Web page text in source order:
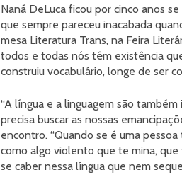
Naná DeLuca ficou por cinco anos
que sempre pareceu inacabada
mesa Literatura Trans, na Feira
todos e todas nós têm existência
construiu vocabulário, longe de ser
“A língua e a linguagem são
precisa buscar as nossas
encontro. “Quando se é uma
como algo violento que te mina,
se caber nessa língua que nem